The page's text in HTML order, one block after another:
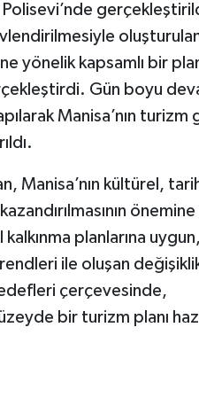
Polisevi’nde
oluşturulan
yönelik kapsamlı bir
Gün boyu
Manisa’nın turizm
Manisa’nın kültürel,
planlarına uygun,
ile oluşan
çerçevesinde,
bir turizm planı